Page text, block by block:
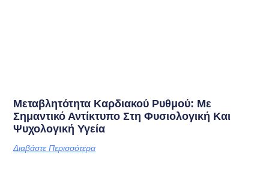
Μεταβλητότητα Καρδιακού Ρυθμού: Με
Σημαντικό Αντίκτυπο Στη Φυσιολογική Και
Ψυχολογική Υγεία
Διαβάστε Περισσότερα